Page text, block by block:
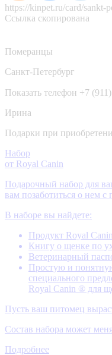
https://kinpet.ru/card/sankt-
Ссылка скопирована
Померанцы
Санкт-Петербург
Показать телефон +7
Ирина
Подарки при
Набор
от Royal Canin
Подарочный набор для
вам позаботиться о нем
В наборе вы найдете:
Продукт Royal
Книгу о щенке по
Ветеринарный
Простую и
специального
Royal Canin ® для
Пусть ваш питомец
Состав набора может
Подробнее